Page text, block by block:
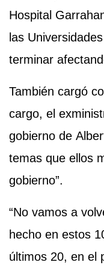
Hospital
las
terminar
También cargó
cargo, el
gobierno de
temas que ellos
gobierno”.
“No vamos a
hecho en estos
últimos 20, en el